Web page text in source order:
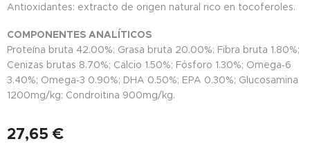
Antioxidantes: extracto de origen natural rico en tocoferoles.
COMPONENTES ANALÍTICOS
Proteína bruta 42.00%; Grasa bruta 20.00%; Fibra bruta 1.80%;
Cenizas brutas 8.70%; Calcio 1.50%; Fósforo 1.30%; Omega‐6
3.40%; Omega‐3 0.90%; DHA 0.50%; EPA 0.30%; Glucosamina
1200mg/kg; Condroitina 900mg/kg.
27,65 €